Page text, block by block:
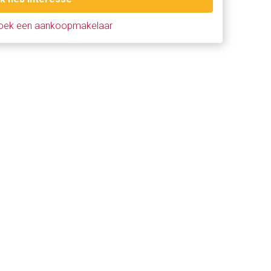
een aankoopmakelaar